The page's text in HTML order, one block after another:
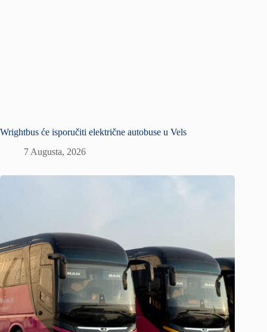
Wrightbus će isporučiti električne autobuse u Vels
7 Augusta, 2026